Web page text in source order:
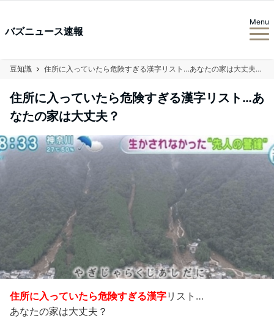
バズニュース速報
Menu
豆知識 住所に入っていたら危険すぎる漢字リスト…あなたの家は大丈夫？
住所に入っていたら危険すぎる漢字リスト…あ
なたの家は大丈夫？
住所に入っていたら危険すぎる漢字リスト…
あなたの家は大丈夫？